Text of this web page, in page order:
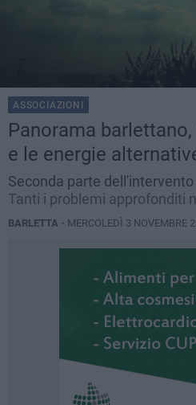
ASSOCIAZIONI
Panorama
e le energie
Seconda parte
Tanti i problemi approfonditi
BARLETTA - MERCOLEDÌ 3 NOVEMBRE